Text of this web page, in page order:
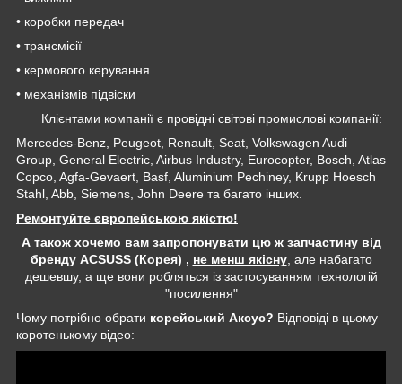
• коробки передач
• трансмісії
• кермового керування
• механізмів підвіски
Клієнтами компанії є провідні світові промислові компанії:
Mercedes-Benz, Peugeot, Renault, Seat, Volkswagen Audi
Group, General Electric, Airbus Industry, Eurocopter, Bosch, Atlas
Copco, Agfa-Gevaert, Basf, Aluminium Pechiney, Krupp Hoesch
Stahl, Abb, Siemens, John Deere та багато інших.
Ремонтуйте європейською якістю!
А також хочемо вам запропонувати цю ж запчастину від
бренду ACSUSS (Корея) , не менш якісну, але набагато
дешевшу, а ще вони робляться із застосуванням технологій
"посилення"
Чому потрібно обрати корейський Аксус? Відповіді в цьому
коротенькому відео: